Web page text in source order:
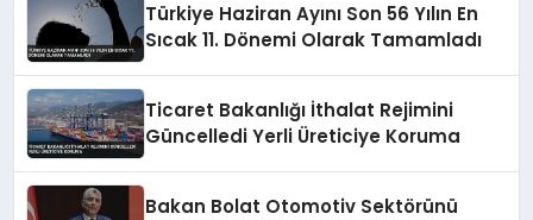
Türkiye Haziran Ayını Son 56 Yılın En
Sıcak 11. Dönemi Olarak Tamamladı
Ticaret Bakanlığı İthalat Rejimini
Güncelledi Yerli Üreticiye Koruma
Bakan Bolat Otomotiv Sektörünü